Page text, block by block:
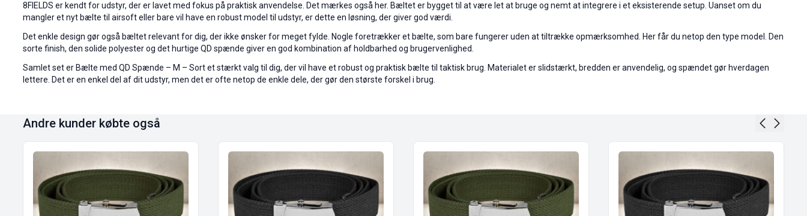
8FIELDS er kendt for udstyr, der er lavet med fokus på praktisk anvendelse. Det mærkes også her. Bæltet er bygget til at være let at bruge og nemt at integrere i et eksisterende setup. Uanset om du
mangler et nyt bælte til airsoft eller bare vil have en robust model til udstyr, er dette en løsning, der giver god værdi.
Det enkle design gør også bæltet relevant for dig, der ikke ønsker for meget fylde. Nogle foretrækker et bælte, som bare fungerer uden at tiltrække opmærksomhed. Her får du netop den type model. Den
sorte finish, den solide polyester og det hurtige QD spænde giver en god kombination af holdbarhed og brugervenlighed.
Samlet set er Bælte med QD Spænde – M – Sort et stærkt valg til dig, der vil have et robust og praktisk bælte til taktisk brug. Materialet er slidstærkt, bredden er anvendelig, og spændet gør hverdagen
lettere. Det er en enkel del af dit udstyr, men det er ofte netop de enkle dele, der gør den største forskel i brug.
Andre kunder købte også